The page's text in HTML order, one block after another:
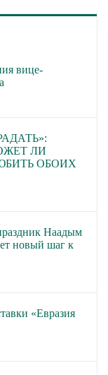
вице-
ЛИ
ОБОИХ
Наадым
новый шаг к
«Евразия